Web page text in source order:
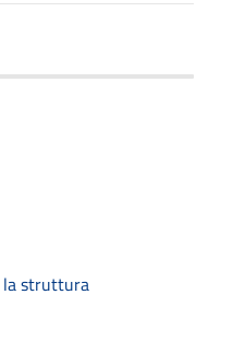
la struttura